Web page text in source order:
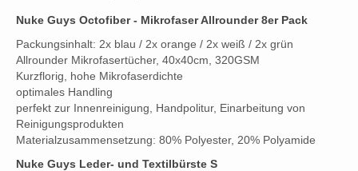
Nuke Guys Octofiber - Mikrofaser Allrounder 8er Pack
Packungsinhalt: 2x blau / 2x orange / 2x weiß / 2x grün
Allrounder Mikrofasertücher, 40x40cm, 320GSM
Kurzflorig, hohe Mikrofaserdichte
optimales Handling
perfekt zur Innenreinigung, Handpolitur, Einarbeitung von
Reinigungsprodukten
Materialzusammensetzung: 80% Polyester, 20% Polyamide
Nuke Guys Leder- und Textilbürste S